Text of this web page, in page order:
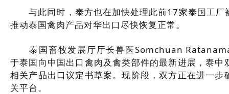
与此同时，泰方也在加快处理此前17家泰国工厂
推动泰国禽肉产品对华出口尽快恢复正常。
泰国畜牧发展厅厅长兽医Somchuan
于泰国向中国出口禽肉及禽类部件的最新进展，泰中
相关产品出口议定书草案。现阶段，双方正在进一步
关平台。